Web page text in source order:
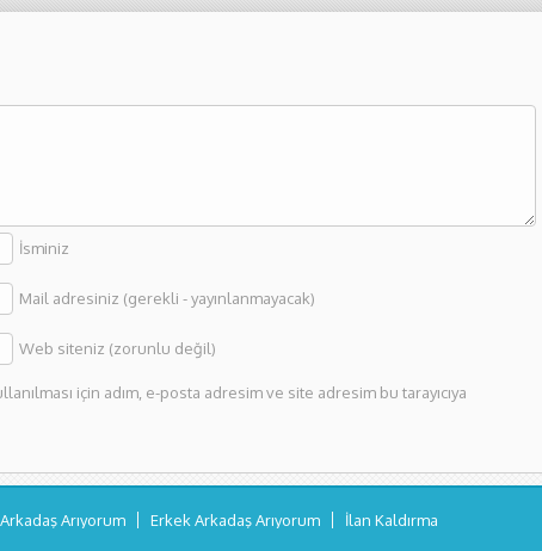
İsminiz
Mail adresiniz (gerekli - yayınlanmayacak)
Web siteniz (zorunlu değil)
için adım, e-posta adresim ve site adresim bu tarayıcıya
Arıyorum Erkek Arkadaş Arıyorum İlan Kaldırma